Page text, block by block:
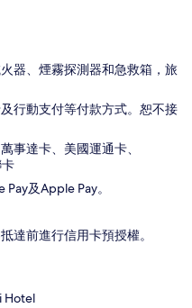
器、煙霧探測器和急救箱，旅
行動支付等付款方式。恕不接
事達卡、美國運通卡、
及Apple Pay。
達前進行信用卡預授權。
Hotel